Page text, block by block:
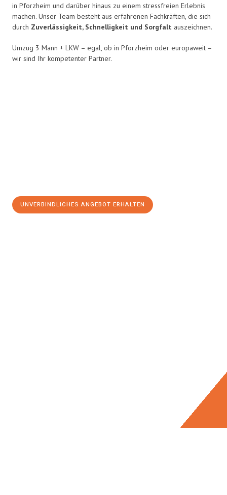
in Pforzheim und darüber hinaus zu einem stressfreien Erlebnis
machen. Unser Team besteht aus erfahrenen Fachkräften, die sich
durch Zuverlässigkeit, Schnelligkeit und Sorgfalt auszeichnen.
Umzug 3 Mann + LKW – egal, ob in Pforzheim oder europaweit –
wir sind Ihr kompetenter Partner.
UNVERBINDLICHES ANGEBOT ERHALTEN